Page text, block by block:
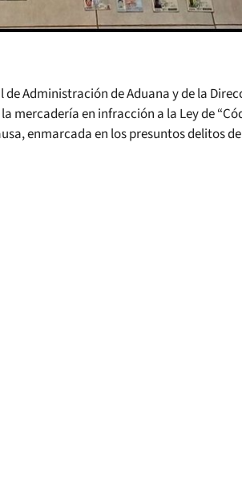
Administración de Aduana y de la
mercadería en infracción a la Ley de
enmarcada en los presuntos delitos